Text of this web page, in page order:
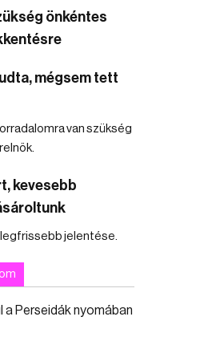
önkéntes
mégsem tett
van szükség
kevesebb
jelentése.